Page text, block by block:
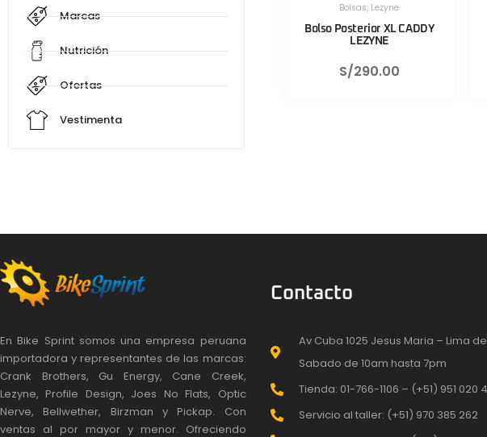
Marcas
Nutrición
Ofertas
Vestimenta
Bolsas, Lezyne
Bolso Posterior XL CADDY
LEZYNE
S/290.00
En Bike Sprint somos una empresa peruana
importadora y representantes de las marcas:
Crank Brothers, Gu Energy, Cane Creek,
Lezyne, Profile Design, Joes No Flats, Optic
Nerve, Bellwether, Birzman y Pickap. Con
ventas al por mayor y menor. Ofreciendo
Contacto
Av Cuba 1025 Jesus Maria – Lima
Sabado de 10am hasta 7pm
Tienda: 01-766-1106 – (+51) 951 020
Servicio al taller: (+51) 970 385 262